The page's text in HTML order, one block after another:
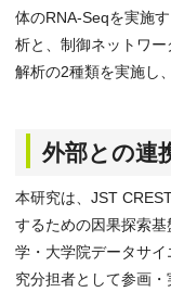
体のRNA-Seqを実施
析と、制御ネットワ
解析の2種類を実施し
外部との連
本研究は、JST
するための因果探索
学・大学院データサ
究分担者として参画・